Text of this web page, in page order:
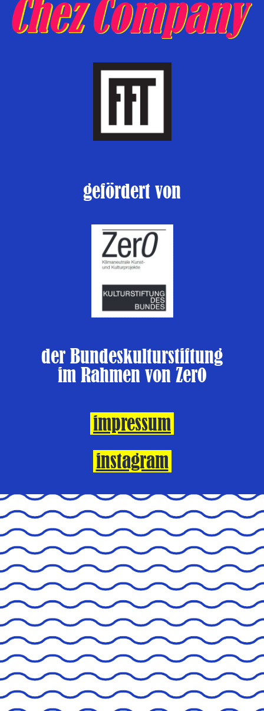
gefördert von
der Bundeskulturstiftung
im Rahmen von Zer0
impressum
instagram